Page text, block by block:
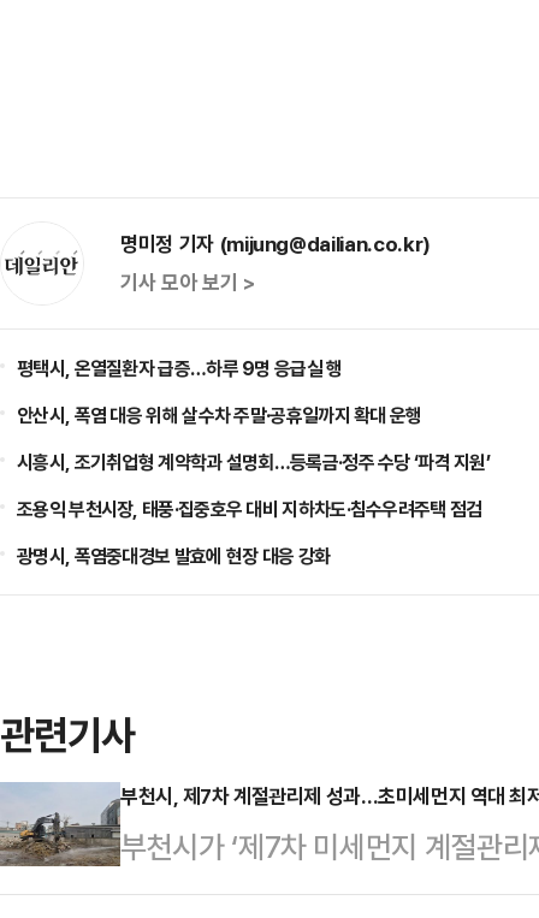
명미정 기자 (mijung@dailian.co.kr)
기사 모아 보기 >
평택시, 온열질환자 급증…하루 9명 응급실 행
안산시, 폭염 대응 위해 살수차 주말·공휴일까지 확대 운행
시흥시, 조기취업형 계약학과 설명회…등록금·정주 수당 ‘파격 지원’
조용익 부천시장, 태풍·집중호우 대비 지하차도·침수우려주택 점검
광명시, 폭염중대경보 발효에 현장 대응 강화
관련기사
부천시, 제7차 계절관리제 성과…초미세먼지 역대 최
부천시가 ‘제7차 미세먼지 계절관
지 농도를 기록했다.부천시는 지난